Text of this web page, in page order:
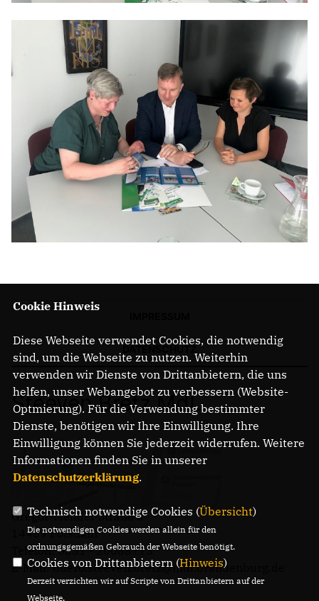
Steeven Bretz MdL
Gregor-Mendel-Straße 3
14469 Potsdam
Telefon: 0331 - 20085713
E-Mail: buero.steeven.bretz@mdl.brandenburg.de
Cookie Hinweis
Diese Webseite verwendet Cookies, die notwendig
sind, um die Webseite zu nutzen. Weiterhin
verwenden wir Dienste von Drittanbietern, die uns
helfen, unser Webangebot zu verbessern (Website-
Optmierung). Für die Verwendung bestimmter
Dienste, benötigen wir Ihre Einwilligung. Ihre
Einwilligung können Sie jederzeit widerrufen. Weitere
Informationen finden Sie in unserer
Datenschutzerklärung.
Technisch notwendige Cookies (Übersicht)
Die notwendigen Cookies werden allein für den
ordnungsgemäßen Gebrauch der Webseite benötigt.
Cookies von Drittanbietern (Hinweis)
Derzeit verzichten wir auf Scripte von Drittanbietern auf der
Webseite.